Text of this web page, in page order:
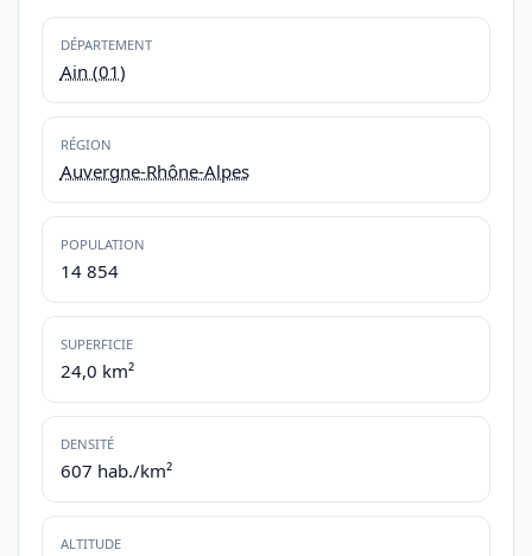
DÉPARTEMENT
Ain (01)
RÉGION
Auvergne-Rhône-Alpes
POPULATION
14 854
SUPERFICIE
24,0 km²
DENSITÉ
607 hab./km²
ALTITUDE